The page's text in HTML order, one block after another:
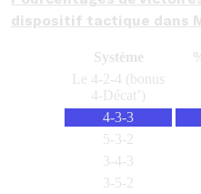
dispositif tactique dans
Système
Le 4-2-4 (bonus
4-Décat’)
4-3-3
5-3-2
3-4-3
3-5-2